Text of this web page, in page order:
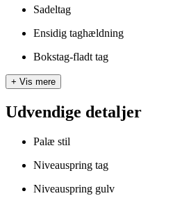
Sadeltag
Ensidig taghældning
Bokstag-fladt tag
+ Vis mere
Udvendige detaljer
Palæ stil
Niveauspring tag
Niveauspring gulv